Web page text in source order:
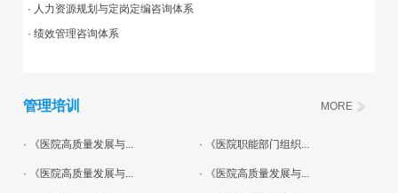
· 人力资源规划与定岗定编咨询体系
· 绩效管理咨询体系
管理培训 MORE
· 《医院高质量发展与... · 《医院职能部门组织...
· 《医院高质量发展与... · 《医院高质量发展与...